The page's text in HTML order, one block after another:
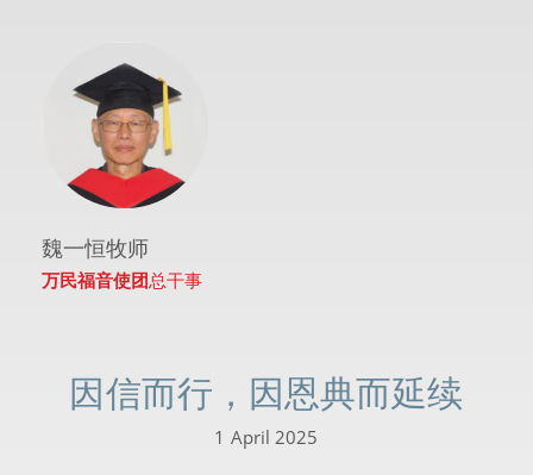
魏一恒牧师
万民福音使团总干事
因信而行，因恩典而延续
1 April 2025